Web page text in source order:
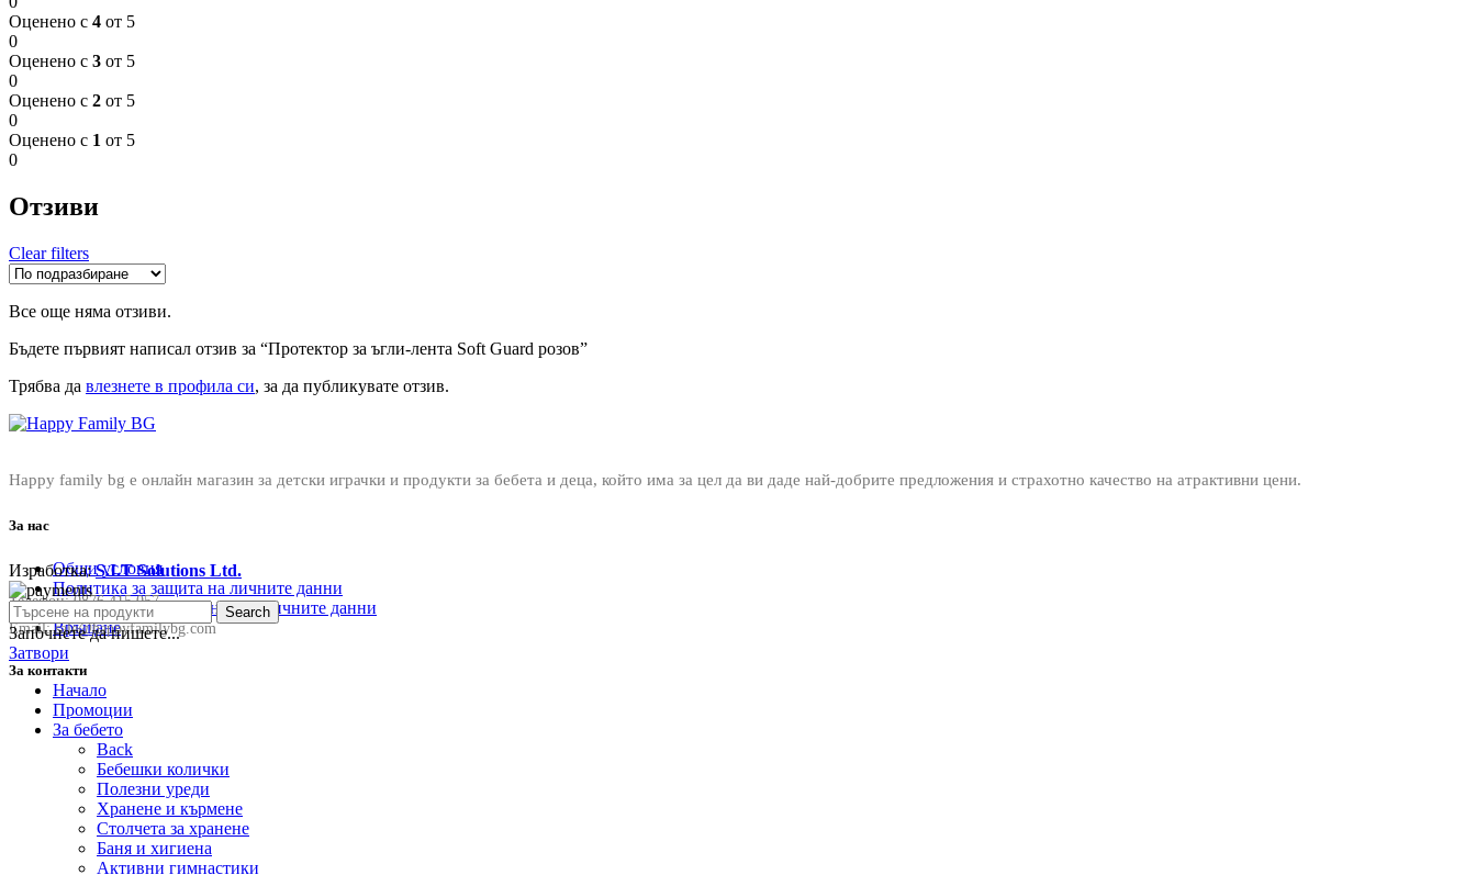
Оценено с 4 от 5
0
Оценено с 3 от 5
0
Оценено с 2 от 5
0
Оценено с 1 от 5
0
Отзиви
Clear filters
Все още няма отзиви.
Бъдете първият написал отзив за “Протектор за ъгли-лента Soft Guard розов”
Трябва да влезнете в профила си, за да публикувате отзив.
Happy family bg е онлайн магазин за детски играчки и продукти за бебета и деца, който има за цел да ви даде най-добрите предложения и страхотно качество на атрактивни цени.
За нас
Общи условия
Политика за защита на личните данни
Политика за съхранение на личните данни
Връщане
За контакти
Телефон:0876 415 057
Email:sale@happyfamilybg.com
Изработка:S.I.T Solutions Ltd.
Search
Започнете да пишете...
Затвори
Начало
Промоции
За бебето
Back
Бебешки колички
Полезни уреди
Хранене и кърмене
Столчета за хранене
Баня и хигиена
Активни гимнастики